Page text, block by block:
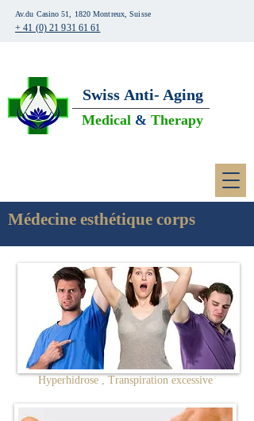
Av.du Casino 51, 1820 Montreux, Suisse
+ 41 (0) 21 931 61 61
Swiss Anti- Aging
Medical & Therapy
Médecine esthétique corps
Hyperhidrose , Transpiration excessive